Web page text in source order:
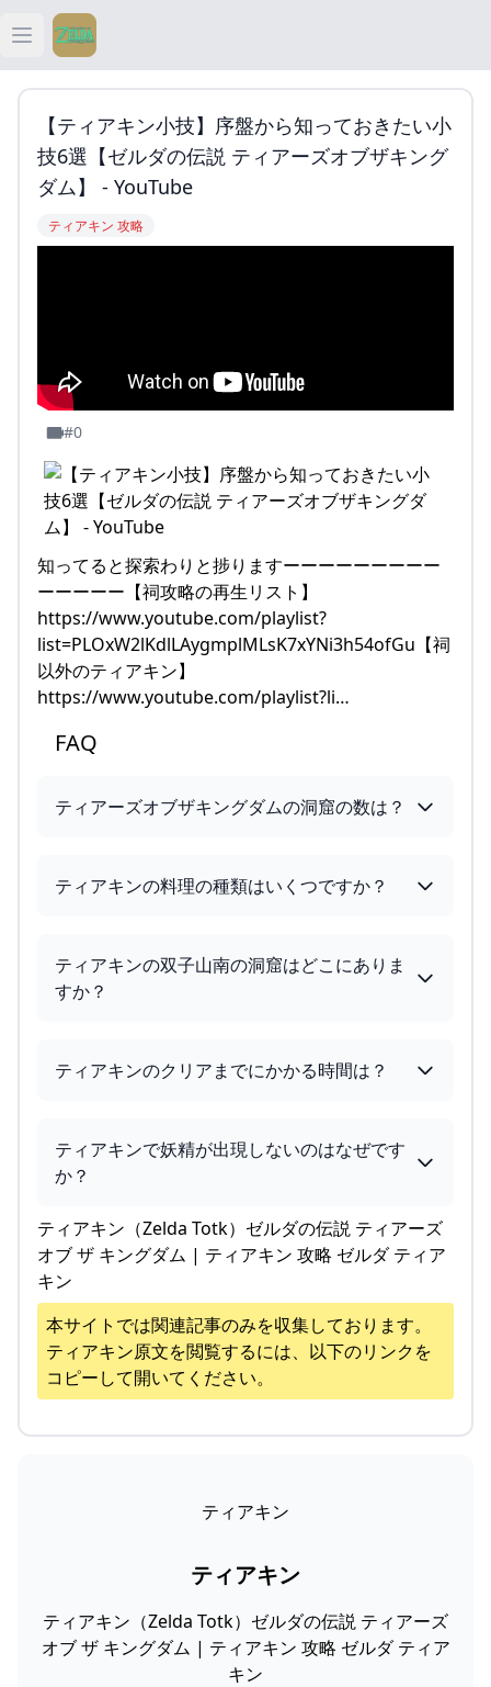
Open main menu
ティアキン
ティアキン 祠
【ティアキン小技】序盤から知っておきたい小
技6選【ゼルダの伝説 ティアーズオブザキング
ダム】 - YouTube
ティアキン 攻略
#0
知ってると探索わりと捗りますーーーーーーーーー
ーーーーー【祠攻略の再生リスト】
https://www.youtube.com/playlist?
list=PLOxW2lKdlLAygmplMLsK7xYNi3h54ofGu【祠
以外のティアキン】
https://www.youtube.com/playlist?li…
FAQ
ティアーズオブザキングダムの洞窟の数は？
ティアキンの料理の種類はいくつですか？
ティアキンの双子山南の洞窟はどこにありま
すか？
ティアキンのクリアまでにかかる時間は？
ティアキンで妖精が出現しないのはなぜです
か？
ティアキン（Zelda Totk）ゼルダの伝説 ティアーズ
オブ ザ キングダム | ティアキン 攻略 ゼルダ ティア
キン
本サイトでは関連記事のみを収集しております。
ティアキン原文を閲覧するには、以下のリンクを
コピーして開いてください。
ティアキン
ティアキン
ティアキン（Zelda Totk）ゼルダの伝説 ティアーズ
オブ ザ キングダム | ティアキン 攻略 ゼルダ ティア
キン